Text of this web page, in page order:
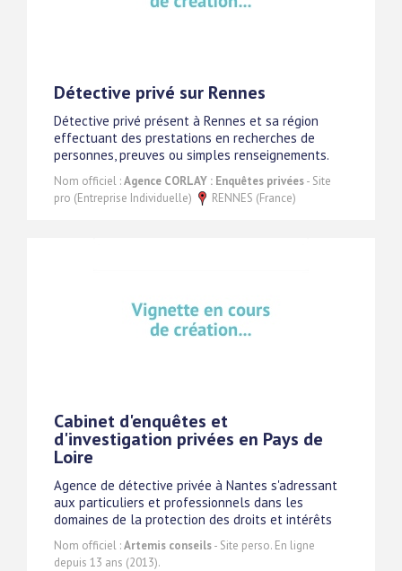
Détective privé sur Rennes
Détective privé présent à Rennes et sa région
effectuant des prestations en recherches de
personnes, preuves ou simples renseignements.
Nom officiel :Agence CORLAY : Enquêtes privées- Site
pro (Entreprise Individuelle)
RENNES (France)
Cabinet d'enquêtes et
d'investigation privées en Pays de
Loire
Agence de détective privée à Nantes s'adressant
aux particuliers et professionnels dans les
domaines de la protection des droits et intérêts
Nom officiel :Artemis conseils- Site perso. En ligne
depuis 13 ans (2013).